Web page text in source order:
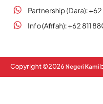
Partnership (Dara):
Info (Afifah): +62 811
Copyright ©2026 Negeri Kami